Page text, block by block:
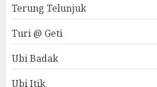
Terung Telunjuk
Turi @ Geti
Ubi Badak
Ubi Itik